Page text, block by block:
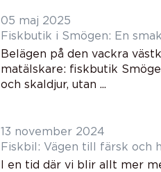
05 maj 2025
Fiskbutik i Smögen: En
Belägen på den vackra
matälskare: fiskbutik
och skaldjur, utan ...
13 november 2024
Fiskbil: Vägen till färsk och
I en tid där vi blir allt mer